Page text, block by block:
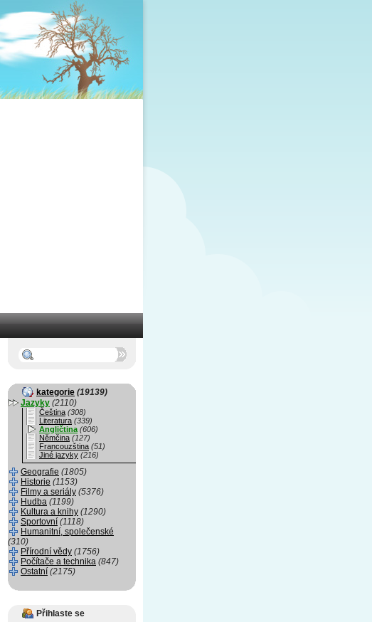
kategorie (19139)
Jazyky (2110)
Čeština (308)
Literatura (339)
Angličtina (606)
Němčina (127)
Francouzština (51)
Jiné jazyky (216)
Geografie (1805)
Historie (1153)
Filmy a seriály (5376)
Hudba (1199)
Kultura a knihy (1290)
Sportovní (1118)
Humanitní, společenské
(310)
Přírodní vědy (1756)
Počítače a technika (847)
Ostatní (2175)
Přihlaste se